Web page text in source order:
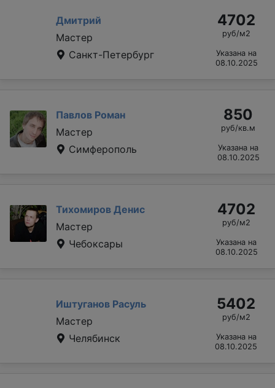
Дмитрий
Мастер
Санкт-Петербург
4702
руб/м2
Указана на
08.10.2025
Павлов Роман
Мастер
Симферополь
850
руб/кв.м
Указана на
08.10.2025
Тихомиров Денис
Мастер
Чебоксары
4702
руб/м2
Указана на
08.10.2025
Иштуганов Расуль
Мастер
Челябинск
5402
руб/м2
Указана на
08.10.2025